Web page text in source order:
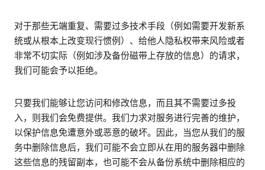
对于那些无端重复、需要过多技术手段（例如需要开发新系
统或从根本上改变现行惯例）、给他人隐私权带来风险或者
非常不切实际（例如涉及备份磁带上存放的信息）的请求，
我们可能会予以拒绝。
只要我们能够让您访问和修改信息，而且其不需要过多投
入，则我们会免费提供。我们力求对服务进行完善的维护，
以保护信息免遭意外或恶意的破坏。因此，当您从我们的服
务中删除信息后，我们可能不会立即从在用的服务器中删除
这些信息的残留副本，也可能不会从备份系统中删除相应的